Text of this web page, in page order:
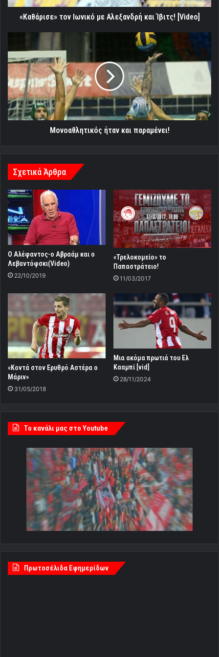
«Καθάρισε» τον Ιωνικό με Αλεξανδρή και Ίβιτς! [Video]
Μονοαθλητικός
και
παραμένει!
Μονοαθλητικός ήταν και παραμένει!
Σχετικά Άρθρα
Ο Αλέφαντος-ο Αβραάμ και ο
Λεβαντόφσκι(Video)
22/10/2019
«Τρελοκομείο» το
Παπαστράτειο!
11/03/2017
«Κοντά στον Ερυθρό Αστέρα ο
Μάριν»
31/05/2018
Μια ακόμα πρωτιά του Ελ
Κααμπί [vid]
28/11/2024
Tο κανάλι μας στο Youtube
Πρωτοσέλιδα Εφημερίδων